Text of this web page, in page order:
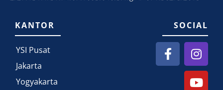
KANTOR
YSI Pusat
Jakarta
Yogyakarta
SOCIAL